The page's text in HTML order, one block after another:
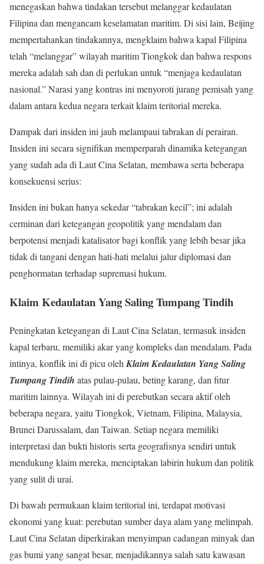
menegaskan bahwa tindakan tersebut melanggar kedaulatan
Filipina dan mengancam keselamatan maritim. Di sisi lain, Beijing
mempertahankan tindakannya, mengklaim bahwa kapal Filipina
telah “melanggar” wilayah maritim Tiongkok dan bahwa respons
mereka adalah sah dan di perlukan untuk “menjaga kedaulatan
nasional.” Narasi yang kontras ini menyoroti jurang pemisah yang
dalam antara kedua negara terkait klaim teritorial mereka.
Dampak dari insiden ini jauh melampaui tabrakan di perairan.
Insiden ini secara signifikan memperparah dinamika ketegangan
yang sudah ada di Laut Cina Selatan, membawa serta beberapa
konsekuensi serius:
Insiden ini bukan hanya sekedar “tabrakan kecil”; ini adalah
cerminan dari ketegangan geopolitik yang mendalam dan
berpotensi menjadi katalisator bagi konflik yang lebih besar jika
tidak di tangani dengan hati-hati melalui jalur diplomasi dan
penghormatan terhadap supremasi hukum.
Klaim Kedaulatan Yang Saling Tumpang Tindih
Peningkatan ketegangan di Laut Cina Selatan, termasuk insiden
kapal terbaru, memiliki akar yang kompleks dan mendalam. Pada
intinya, konflik ini di picu olehKlaim Kedaulatan Yang Saling
Tumpang Tindih atas pulau-pulau, beting karang, dan fitur
maritim lainnya. Wilayah ini di perebutkan secara aktif oleh
beberapa negara, yaitu Tiongkok, Vietnam, Filipina, Malaysia,
Brunei Darussalam, dan Taiwan. Setiap negara memiliki
interpretasi dan bukti historis serta geografisnya sendiri untuk
mendukung klaim mereka, menciptakan labirin hukum dan politik
yang sulit di urai.
Di bawah permukaan klaim teritorial ini, terdapat motivasi
ekonomi yang kuat: perebutan sumber daya alam yang melimpah.
Laut Cina Selatan diperkirakan menyimpan cadangan minyak dan
gas bumi yang sangat besar, menjadikannya salah satu kawasan